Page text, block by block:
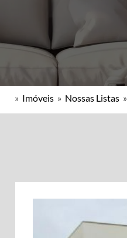
» Imóveis » Nossas Listas »